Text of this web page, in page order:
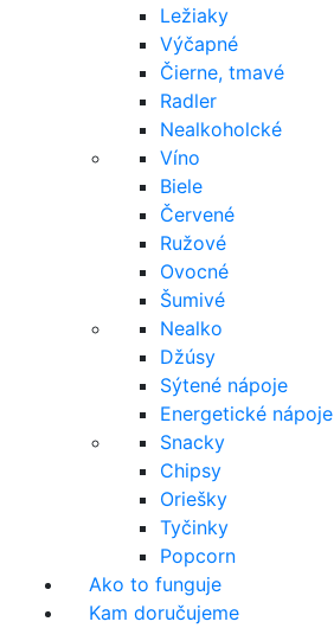
Ležiaky
Výčapné
Čierne, tmavé
Radler
Nealkoholcké
Víno
Biele
Červené
Ružové
Ovocné
Šumivé
Nealko
Džúsy
Sýtené nápoje
Energetické nápoje
Snacky
Chipsy
Oriešky
Tyčinky
Popcorn
Ako to funguje
Kam doručujeme